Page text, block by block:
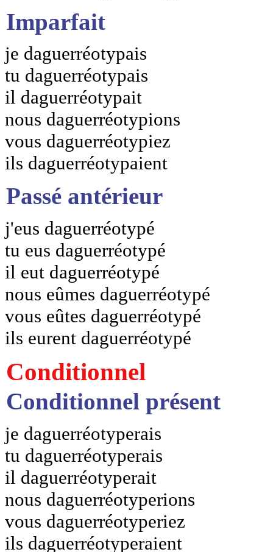
Imparfait
je daguerréotypais
tu daguerréotypais
il daguerréotypait
nous daguerréotypions
vous daguerréotypiez
ils daguerréotypaient
Passé antérieur
j'eus daguerréotypé
tu eus daguerréotypé
il eut daguerréotypé
nous eûmes daguerréotypé
vous eûtes daguerréotypé
ils eurent daguerréotypé
Conditionnel
Conditionnel présent
je daguerréotyperais
tu daguerréotyperais
il daguerréotyperait
nous daguerréotyperions
vous daguerréotyperiez
ils daguerréotyperaient